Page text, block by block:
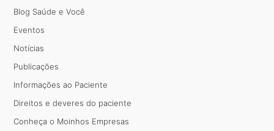
Blog Saúde e Você
Eventos
Notícias
Publicações
Informações ao Paciente
Direitos e deveres do paciente
Conheça o Moinhos Empresas